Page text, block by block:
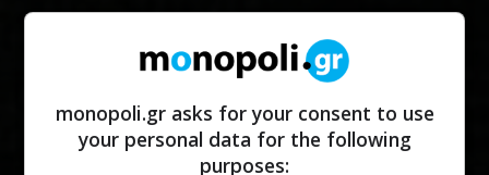
monopoli.gr asks for your consent to use
your personal data for the following
purposes: